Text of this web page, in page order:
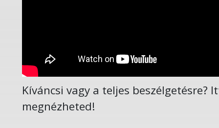
Kíváncsi vagy a teljes beszélgetésre?
megnézheted!